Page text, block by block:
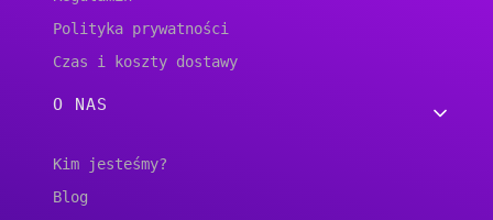
Polityka prywatności
Czas i koszty dostawy
O NAS
Kim jesteśmy?
Blog